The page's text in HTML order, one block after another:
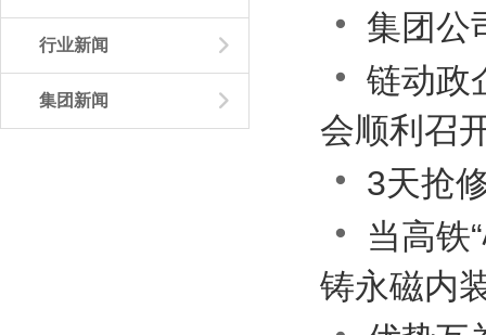
1 2
行业新闻 
集团新闻 
 集团公
 链动政
会顺利召
 3天抢

当高铁
铸永磁内